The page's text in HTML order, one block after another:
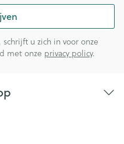
u zich in voor onze
met onze privacy policy.